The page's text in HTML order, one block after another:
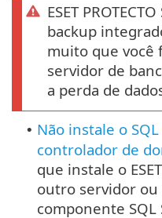
ESET
backup
muito que você
servidor de
a perda de
• Não instale o
controlador de
que instale o
outro servidor ou
componente